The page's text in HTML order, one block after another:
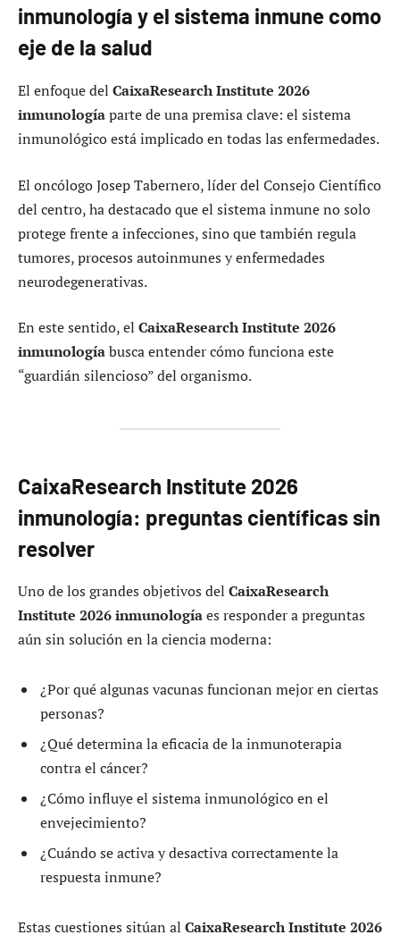
inmunología y el sistema inmune como
eje de la salud
El enfoque del CaixaResearch Institute 2026
inmunologíaparte de una premisa clave: el sistema
inmunológico está implicado en todas las enfermedades.
El oncólogo Josep Tabernero, líder del Consejo Científico
del centro, ha destacado que el sistema inmune no solo
protege frente a infecciones, sino que también regula
tumores, procesos autoinmunes y enfermedades
neurodegenerativas.
En este sentido, el CaixaResearch Institute 2026
inmunologíabusca entender cómo funciona este
“guardián silencioso” del organismo.
CaixaResearch Institute 2026
inmunología: preguntas científicas sin
resolver
Uno de los grandes objetivos del CaixaResearch
Institute 2026 inmunologíaes responder a preguntas
aún sin solución en la ciencia moderna:
¿Por qué algunas vacunas funcionan mejor en ciertas
personas?
¿Qué determina la eficacia de la inmunoterapia
contra el cáncer?
¿Cómo influye el sistema inmunológico en el
envejecimiento?
¿Cuándo se activa y desactiva correctamente la
respuesta inmune?
Estas cuestiones sitúan al CaixaResearch Institute 2026